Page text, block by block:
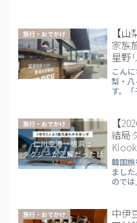
旅行・おでかけ
【
家族
星野
こん
梨・
す。
の、
箱20
旅行・おでかけ
【
結局
韓国
まし
ので
港か
シー
旅行・おでかけ
中伊